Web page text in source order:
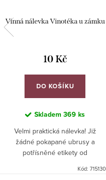
Vinná nálevka Vinotéka u zámku
10 Kč
DO KOŠÍKU
Skladem 369 ks
Velmi praktická nálevka! Již
žádné pokapané ubrusy a
potřísněné etikety od
Kód: 715130